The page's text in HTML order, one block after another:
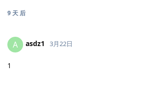
9 天 后
A asdz1 3月22日
1